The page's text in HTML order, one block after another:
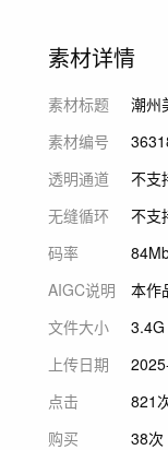
素材详情
素材标题
潮州
素材编号
透明通道
不支
无缝循环
不支
码率
AIGC说明
本作
文件大小
3.4G
上传日期
点击
821
购买
38次